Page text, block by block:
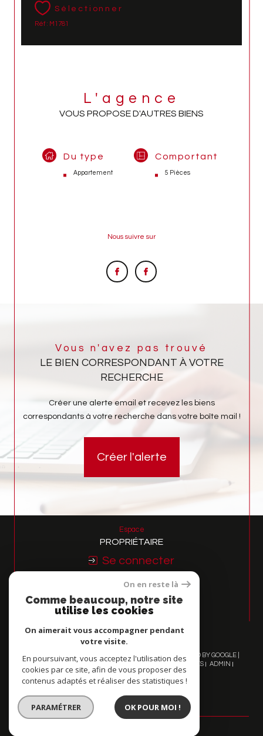
Sélectionner
Réf : M1781
L'agence
VOUS PROPOSE D'AUTRES BIENS
Du type
Appartement
Comportant
5 Pièces
Nous suivre sur
Vous n'avez pas trouvé
LE BIEN CORRESPONDANT À VOTRE
RECHERCHE
Créer une alerte email et recevez les biens
correspondants à votre recherche dans votre boîte mail !
Créer l'alerte
Espace
PROPRIÉTAIRE
Se connecter
Nous
ADHÉRONS
© 2026 | TOUS DROITS RÉSERVÉS | TRADUCTION POWERED BY GOOGLE |
NOS HONORAIRES
PLAN DU SITE MENTIONS LÉGALES
ADMIN
NOS LIENS
POLITIQUE RGPD COOKIES
On en reste là
Comme beaucoup, notre site
utilise les cookies
On aimerait vous accompagner pendant
votre visite.
En poursuivant, vous acceptez l'utilisation des
cookies par ce site, afin de vous proposer des
contenus adaptés et réaliser des statistiques !
PARAMÉTRER OK POUR MOI !